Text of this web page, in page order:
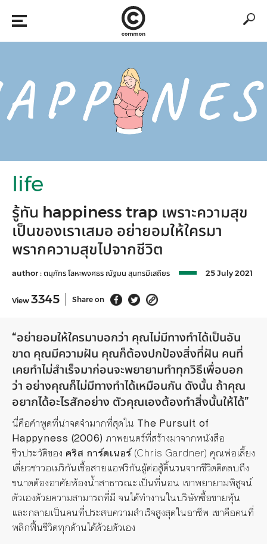
life
รู้ทัน happiness trap เพราะความสุข
เป็นของเราเสมอ อย่ายอมให้ใครมา
พรากความสุขไปจากชีวิต
author :ตนุภัทร โลหะพงศธร ณัฐมน สุนทรมีเสถียร 25 July 2021
View 3345 Share on
“อย่ายอมให้ใครมาบอกว่า คุณไม่มีทางทำได้เป็นอัน
ขาด คุณมีความฝัน คุณก็ต้องปกป้องสิ่งที่ฝัน คนที่
เคยทำไม่สำเร็จมาก่อนจะพยายามทำทุกวิธีเพื่อบอก
ว่า อย่างคุณก็ไม่มีทางทำได้เหมือนกัน ดังนั้น ถ้าคุณ
อยากได้อะไรสักอย่าง ตัวคุณเองต้องทำสิ่งนั้นให้ได้”
นี่คือคำพูดที่น่าจดจำมากที่สุดใน The Pursuit of
Happyness (2006) ภาพยนตร์ที่สร้างมาจากหนังสือ
ชีวประวัติของ คริส การ์ดเนอร์(Chris Gardner) คุณพ่อเลี้ยง
เดี่ยวชาวอเมริกันเชื้อสายแอฟริกันผู้ต่อสู้ดิ้นรนจากชีวิตติดลบถึง
ขนาดต้องอาศัยห้องน้ำสาธารณะเป็นที่นอน เขาพยายามพิสูจน์
ตัวเองด้วยความสามารถที่มี จนได้ทำงานในบริษัทซื้อขายหุ้น
และกลายเป็นคนที่ประสบความสำเร็จสูงสุดในอาชีพ เขาคือคนที่
พลิกฟื้นชีวิตทุกด้านได้ด้วยตัวเอง